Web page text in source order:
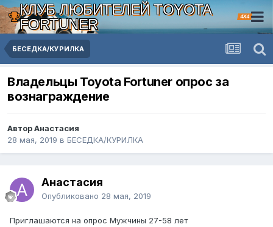
КЛУБ ЛЮБИТЕЛЕЙ TOYOTA
FORTUNER
4X4
БЕСЕДКА/КУРИЛКА
Владельцы Toyota Fortuner опрос за
вознаграждение
Автор Анастасия
28 мая, 2019 в БЕСЕДКА/КУРИЛКА
Анастасия
Опубликовано 28 мая, 2019
Приглашаются на опрос Мужчины 27-58 лет